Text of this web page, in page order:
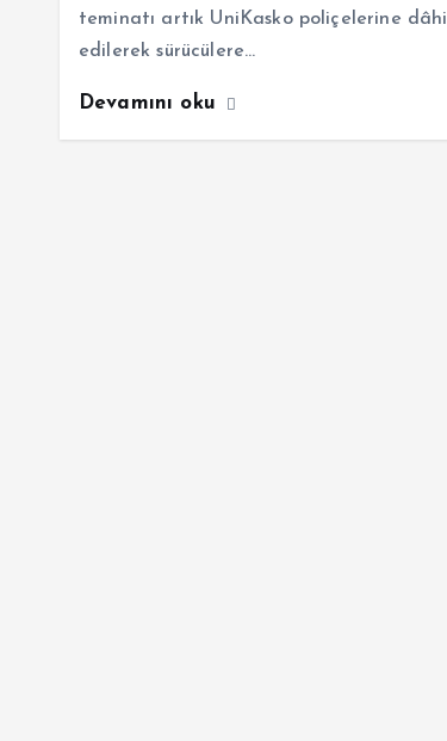
teminatı artık UniKasko poliçelerine dâhil
edilerek sürücülere…
Devamını oku